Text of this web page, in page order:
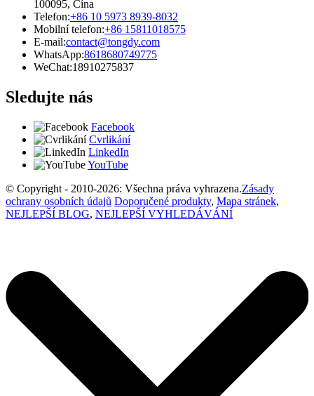
100095, Čína
Telefon:+86 10 5973 8939-8032
Mobilní telefon:+86 15811018575
E-mail:contact@tongdy.com
WhatsApp:8618680749775
WeChat:18910275837
Sledujte nás
Facebook
Cvrlikání
LinkedIn
YouTube
© Copyright - 2010-2026: Všechna práva vyhrazena.Zásady
ochrany osobních údajů Doporučené produkty, Mapa stránek,
NEJLEPŠÍ BLOG, NEJLEPŠÍ VYHLEDÁVÁNÍ